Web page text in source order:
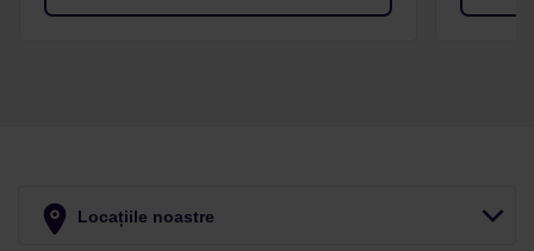
Locațiile noastre